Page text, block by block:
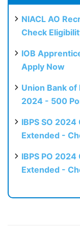
NIACL AO
Check
IOB
Apply Now
Union Bank
2024 - 500
IBPS SO
Extended -
IBPS PO
Extended -